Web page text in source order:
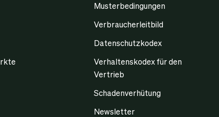
Musterbedingungen
Verbraucherleitbild
Datenschutzkodex
Verhaltenskodex für den
Vertrieb
Schadenverhütung
Newsletter